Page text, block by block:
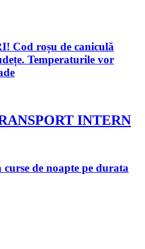
Cod roșu de caniculă
Temperaturile vor
INTERN
de noapte pe durata